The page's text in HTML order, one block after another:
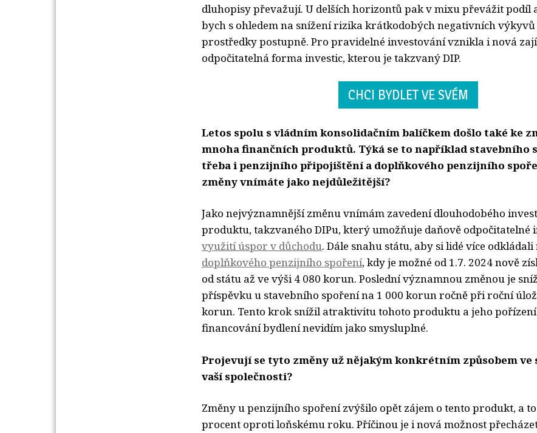
dluhopisy převažují. U delších horizontů pak v mixu převážit podíl
bych s ohledem na snížení rizika krátkodobých negativních
prostředky postupně. Pro pravidelné investování vznikla i nová
odpočitatelná forma investic, kterou je takzvaný DIP.
CHCI BYDLET VE SVÉM
Letos spolu s vládním konsolidačním balíčkem došlo také ke
mnoha finančních produktů. Týká se to například stavebního
třeba i penzijního připojištění a doplňkového penzijního
změny vnímáte jako nejdůležitější?
Jako nejvýznamnější změnu vnímám zavedení dlouhodobého
produktu, takzvaného DIPu, který umožňuje daňově odpočitatelné
využití úspor v důchodu. Dále snahu státu, aby si lidé více
doplňkového penzijního spoření, kdy je možné od 1.7. 2024 nově
od státu až ve výši 4 080 korun. Poslední významnou změnou je
příspěvku u stavebního spoření na 1 000 korun ročně při roční
korun. Tento krok snížil atraktivitu tohoto produktu a jeho pořízení
financování bydlení nevidím jako smysluplné.
Projevují se tyto změny už nějakým konkrétním způsobem
vaší společnosti?
Změny u penzijního spoření zvýšilo opět zájem o tento produkt, a
procent oproti loňskému roku. Příčinou je i nová možnost